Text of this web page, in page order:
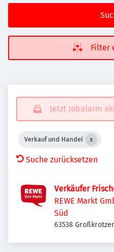
Filter
Jetzt Jobalarm
Verkauf und Handel
Suche zurücksetzen
Verkäufer
REWE Markt
Süd
63538